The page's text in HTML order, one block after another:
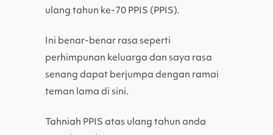
ulang tahun ke-70 PPIS (PPIS).
Ini benar-benar rasa seperti
perhimpunan keluarga dan saya rasa
senang dapat berjumpa dengan ramai
teman lama di sini.
Tahniah PPIS atas ulang tahun anda